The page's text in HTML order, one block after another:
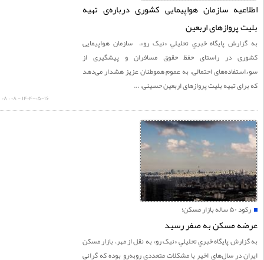
سازمان هواپیمایی کشوری درباره‌ی تهیه
پروازهای اربعین
پايگاه خبري تحليلي «نيک رو»، سازمان هواپیمایی
در راستای حفظ حقوق مسافران و پیشگیری از
احتمالی، به عموم هموطنان عزیز هشدار می‌دهد
تهیه بلیت پروازهای اربعین حسینی، ...
۱۴۰۴-۰۵-۱۶ - ۰۸ : ۰۸
مسکن؛
مسکن به صفر رسید
پايگاه خبري تحليلي «نيک رو» به نقل از مهر، بازار مسکن
در سال‌های اخیر با مشکلات متعددی روبه‌رو بوده که گرانی